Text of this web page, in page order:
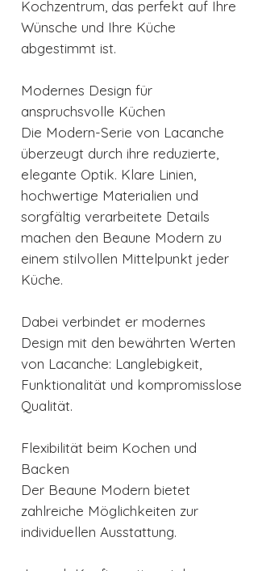
Kochzentrum, das perfekt auf Ihre
Wünsche und Ihre Küche
abgestimmt ist.
Modernes Design für
anspruchsvolle Küchen
Die Modern-Serie von Lacanche
überzeugt durch ihre reduzierte,
elegante Optik. Klare Linien,
hochwertige Materialien und
sorgfältig verarbeitete Details
machen den Beaune Modern zu
einem stilvollen Mittelpunkt jeder
Küche.
Dabei verbindet er modernes
Design mit den bewährten Werten
von Lacanche: Langlebigkeit,
Funktionalität und kompromisslose
Qualität.
Flexibilität beim Kochen und
Backen
Der Beaune Modern bietet
zahlreiche Möglichkeiten zur
individuellen Ausstattung.